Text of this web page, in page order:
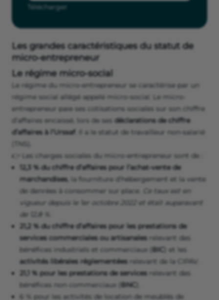
Télécharger
Les grandes caractéristiques du statut de
micro-entrepreneur
Le régime micro-social
Le régime du micro-entrepreneur se caractérise par un
régime social allégé appelé micro-social. Le micro-
entrepreneur paie ses cotisations sociales sur son chiffre
d’affaires encaissé, lors de ses déclarations de chiffre
d’affaires à l’Urssaf . Il a le statut de travailleur non-salarié
(TNS).
👉 Les charges sociales du micro-entrepreneur sont de :
12,3 % du chiffre d’affaires pour l’achat-vente de
marchandises, la fourniture d’hébergement et la vente
de denrées à consommer sur place.
Ce taux est en
vigueur depuis le 1er octobre 2022 et était auparavant
de 12,8 %.
21,2 % du chiffre d’affaires pour les prestations de
services commerciales ou artisanales relevant des
bénéfices industriels et commerciaux ( BIC
) et les
activités libérales réglementées relevant de la CIPAV.
21,1 % pour les prestations de services relevant des
bénéfices non commerciaux ( BNC
6 % pour les activités de location de meublés de